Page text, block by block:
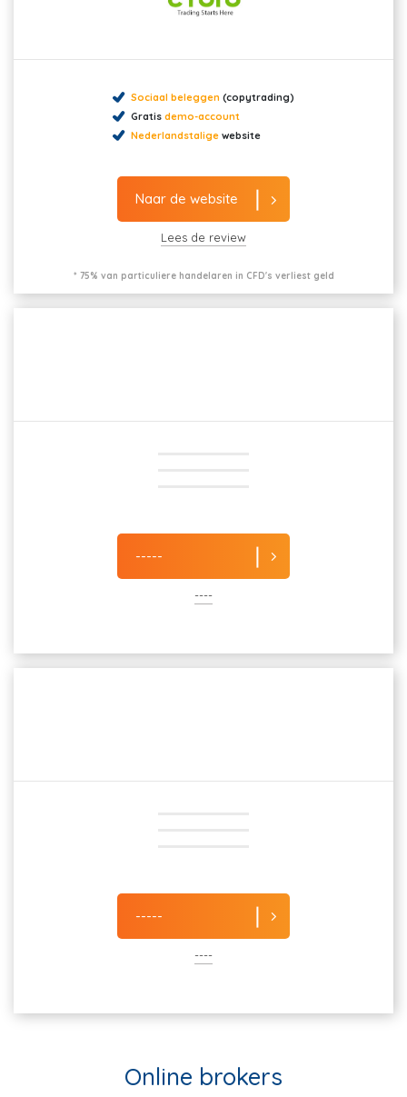
Sociaal beleggen (copytrading)
Gratis demo-account
Nederlandstalige website
Naar de website
Lees de review
* 75% van particuliere handelaren in CFD's verliest geld
-----
----
-----
----
Online brokers